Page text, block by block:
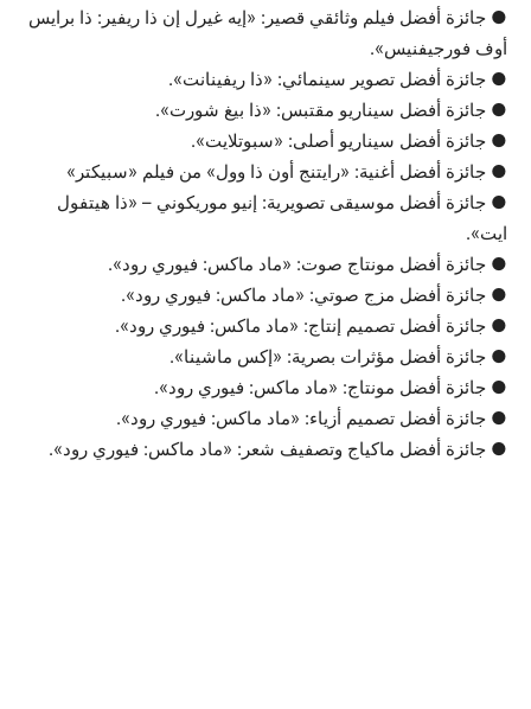
● جائزة أفضل فيلم وثائقي قصير: «إيه غيرل إن ذا ريفير: ذا برايس
أوف فورجيفنيس».
● جائزة أفضل تصوير سينمائي: «ذا ريفينانت».
● جائزة أفضل سيناريو مقتبس: «ذا بيغ شورت».
● جائزة أفضل سيناريو أصلى: «سبوتلايت».
● جائزة أفضل أغنية: «رايتنج أون ذا وول» من فيلم «سبيكتر»
● جائزة أفضل موسيقى تصويرية: إنيو موريكوني – «ذا هيتفول
ايت».
● جائزة أفضل مونتاج صوت: «ماد ماكس: فيوري رود».
● جائزة أفضل مزج صوتي: «ماد ماكس: فيوري رود».
● جائزة أفضل تصميم إنتاج: «ماد ماكس: فيوري رود».
● جائزة أفضل مؤثرات بصرية: «إكس ماشينا».
● جائزة أفضل مونتاج: «ماد ماكس: فيوري رود».
● جائزة أفضل تصميم أزياء: «ماد ماكس: فيوري رود».
● جائزة أفضل ماكياج وتصفيف شعر: «ماد ماكس: فيوري رود».